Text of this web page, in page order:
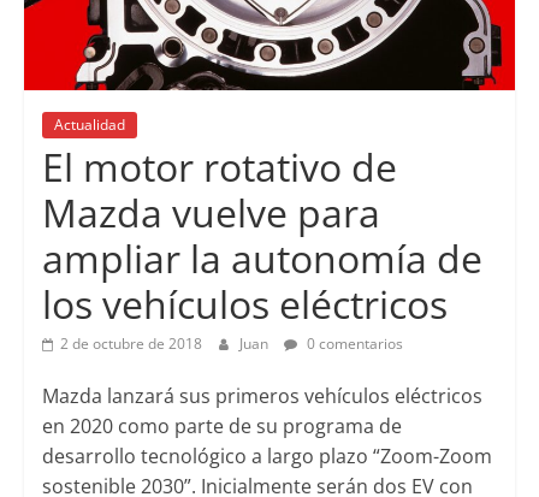
Actualidad
El motor rotativo de
Mazda vuelve para
ampliar la autonomía de
los vehículos eléctricos
2 de octubre de 2018 Juan 0 comentarios
Mazda lanzará sus primeros vehículos eléctricos
en 2020 como parte de su programa de
desarrollo tecnológico a largo plazo “Zoom-Zoom
sostenible 2030”. Inicialmente serán dos EV con